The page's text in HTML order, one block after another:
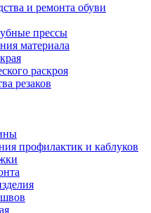
и ремонта обуви
прессы
материала
раскроя
резаков
профилактик и каблуков